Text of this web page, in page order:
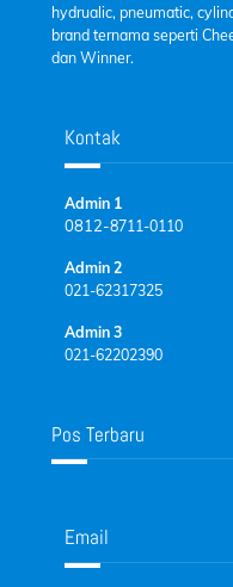
hydrualic, pneumatic,
brand ternama seperti
dan Winner.
Kontak
Admin 1
0812-8711-0110
Admin 2
021-62317325
Admin 3
021-62202390
Pos Terbaru
Email